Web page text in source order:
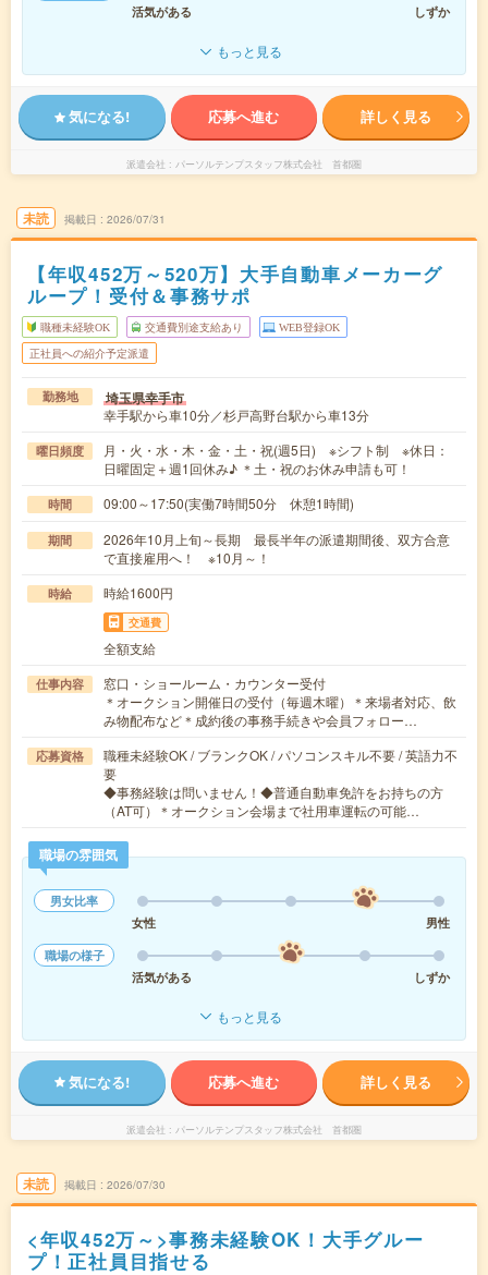
活気がある
しずか
もっと見る
気になる! 応募へ進む 詳しく見る
派遣会社 パーソルテンプスタッフ株式会社 首都圏
未読 掲載日 2026/07/31
【年収452万～520万】大手自動車メーカーグ
ループ！受付＆事務サポ
職種未経験OK 交通費別途支給あり WEB登録OK
正社員への紹介予定派遣
勤務地 埼玉県幸手市
幸手駅から車10分／杉戸高野台駅から車13分
曜日頻度
月・火・水・木・金・土・祝(週5日) ※シフト制 ※休日：
日曜固定＋週1回休み♪ ＊土・祝のお休み申請も可！
時間 09:00～17:50(実働7時間50分 休憩1時間)
期間
2026年10月上旬～長期 最長半年の派遣期間後、双方合意
で直接雇用へ！ ※10月～！
時給 時給1600円
交通費
全額支給
仕事内容
窓口・ショールーム・カウンター受付
＊オークション開催日の受付（毎週木曜）＊来場者対応、飲
み物配布など＊成約後の事務手続きや会員フォロー…
応募資格
職種未経験OK / ブランクOK / パソコンスキル不要 / 英語力不
要
◆事務経験は問いません！◆普通自動車免許をお持ちの方
（AT可）＊オークション会場まで社用車運転の可能…
職場の雰囲気
男女比率
女性
男性
職場の様子
活気がある
しずか
もっと見る
気になる! 応募へ進む 詳しく見る
派遣会社 パーソルテンプスタッフ株式会社 首都圏
未読 掲載日 2026/07/30
<年収452万～>事務未経験OK！大手グルー
プ！正社員目指せる